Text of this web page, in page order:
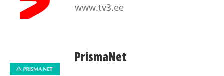
www.tv3.ee
PrismaNet